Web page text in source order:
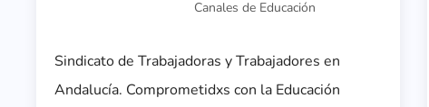
Canales de Educación
Sindicato de Trabajadoras y Trabajadores en
Andalucía. Comprometidxs con la Educación